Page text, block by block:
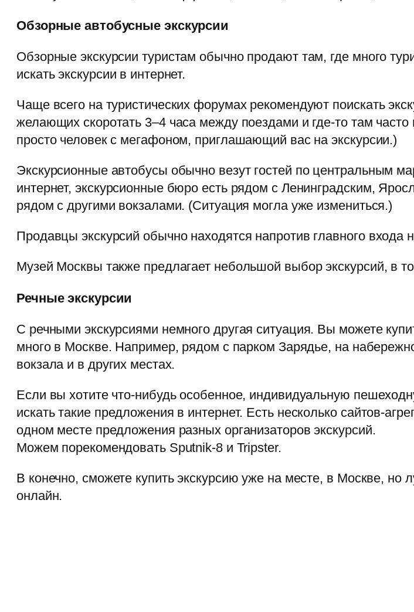
Обзорные автобусные экскурсии
Обзорные экскурсии туристам обычно продают там, где много
искать экскурсии в интернет.
Чаще всего на туристических форумах рекомендуют поискать
желающих скоротать 3–4 часа между поездами и где-то там
просто человек с мегафоном, приглашающий вас на экскурсии.)
Экскурсионные автобусы обычно везут гостей по центральным
интернет, экскурсионные бюро есть рядом с Ленинградским,
рядом с другими вокзалами. (Ситуация могла уже измениться.)
Продавцы экскурсий обычно находятся напротив главного входа
Музей Москвы также предлагает небольшой выбор экскурсий, в
Речные экскурсии
С речными экскурсиями немного другая ситуация. Вы можете
много в Москве. Например, рядом с парком Зарядье, на
вокзала и в других местах.
Если вы хотите что-нибудь особенное, индивидуальную
искать такие предложения в интернет. Есть несколько сайтов-
одном месте предложения разных организаторов экскурсий.
Можем порекомендовать Sputnik-8 и Tripster.
В конечно, сможете купить экскурсию уже на месте, в Москве, но
онлайн.